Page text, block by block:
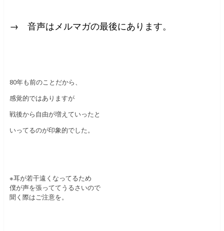
→ 音声はメルマガの最後にあります。
80年も前のことだから、
感覚的ではありますが
戦後から自由が増えていったと
いってるのが印象的でした。
※耳が若干遠くなってるため
僕が声を張っててうるさいので
聞く際はご注意を。